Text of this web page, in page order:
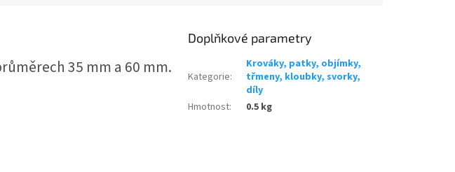
35 mm a 60 mm.
Doplňkové parametry
Kategorie:
Krováky, patky, objímky,
třmeny, kloubky, svorky,
díly
Hmotnost: 0.5 kg